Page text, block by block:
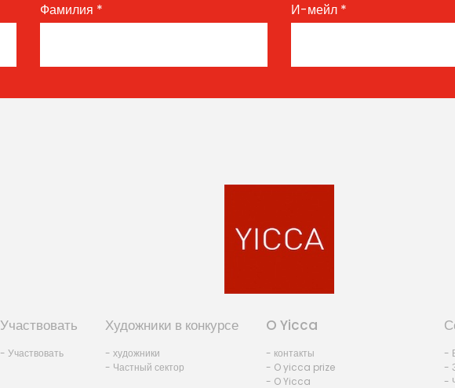
Фамилия * И-мейл *
Участвовать
- Участвовать
Художники в конкурсе
- художники
- Частный сектор
O Yicca
- контакты
- O yicca prize
- O Yicca
-
-
-